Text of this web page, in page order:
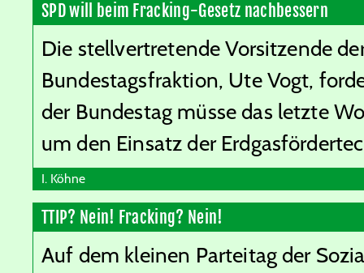
SPD will beim Fracking-Gesetz nachbessern
Die stellvertretende Vorsitzende
Bundestagsfraktion, Ute Vogt,
der Bundestag müsse das letzte
um den Einsatz der
I. Köhne
TTIP? Nein! Fracking? Nein!
Auf dem kleinen Parteitag der